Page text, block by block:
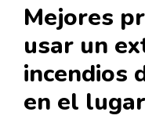
Mejores
usar un
incendios
en el